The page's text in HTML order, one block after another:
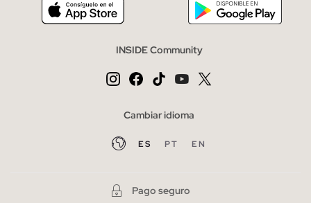
INSIDE Community
Cambiar idioma
ES PT EN
Pago seguro